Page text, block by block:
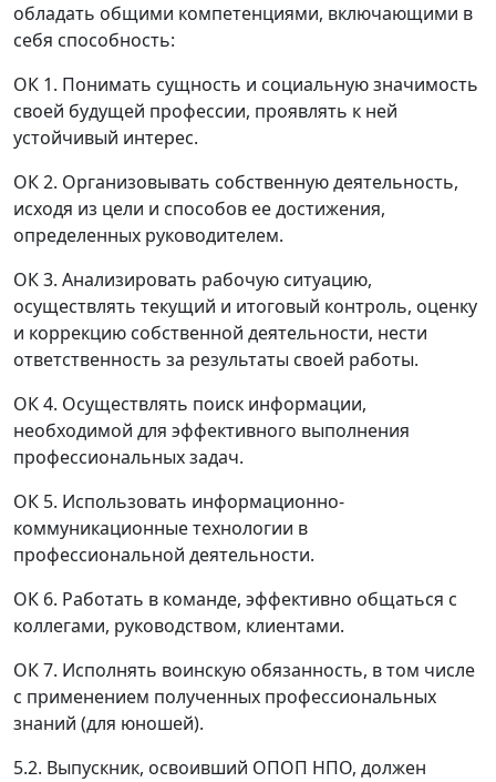
обладать общими компетенциями, включающими в
себя способность:
ОК 1. Понимать сущность и социальную значимость
своей будущей профессии, проявлять к ней
устойчивый интерес.
ОК 2. Организовывать собственную деятельность,
исходя из цели и способов ее достижения,
определенных руководителем.
ОК 3. Анализировать рабочую ситуацию,
осуществлять текущий и итоговый контроль, оценку
и коррекцию собственной деятельности, нести
ответственность за результаты своей работы.
ОК 4. Осуществлять поиск информации,
необходимой для эффективного выполнения
профессиональных задач.
ОК 5. Использовать информационно-
коммуникационные технологии в
профессиональной деятельности.
ОК 6. Работать в команде, эффективно общаться с
коллегами, руководством, клиентами.
ОК 7. Исполнять воинскую обязанность, в том числе
с применением полученных профессиональных
знаний (для юношей).
5.2. Выпускник, освоивший ОПОП НПО, должен